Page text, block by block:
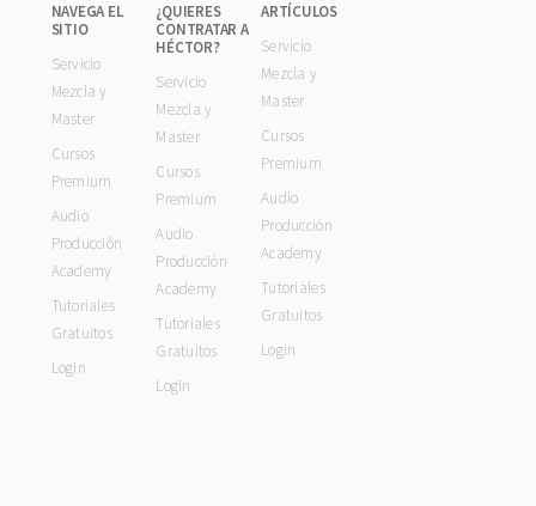
NAVEGA EL
SITIO
Servicio
Mezcla y
Master
Cursos
Premium
Audio
Producción
Academy
Tutoriales
Gratuitos
Login
¿QUIERES
CONTRATAR A
HÉCTOR?
Servicio
Mezcla y
Master
Cursos
Premium
Audio
Producción
Academy
Tutoriales
Gratuitos
Login
ARTÍCULOS
Servicio
Mezcla y
Master
Cursos
Premium
Audio
Producción
Academy
Tutoriales
Gratuitos
Login